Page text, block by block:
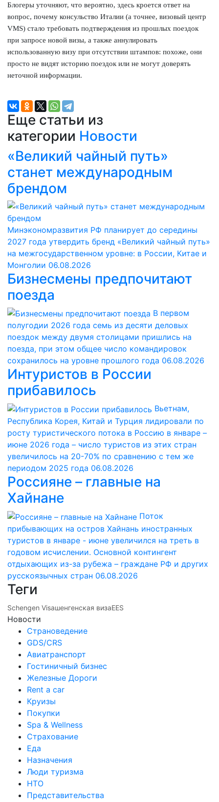
Блогеры уточняют, что вероятно, здесь кроется ответ на
вопрос, почему консульство Италии (а точнее, визовый центр
VMS) стало требовать подтверждения из прошлых поездок
при запросе новой визы, а также аннулировать
использованную визу при отсутствии штампов: похоже, они
просто не видят историю поездок или не могут доверять
неточной информации.
Еще статьи из
категории Новости
«Великий чайный путь»
станет международным
брендом
Минэкономразвития РФ планирует до середины
2027 года утвердить бренд «Великий чайный путь»
на межгосударственном уровне: в России, Китае и
Монголии 06.08.2026
Бизнесмены предпочитают
поезда
В первом
полугодии 2026 года семь из десяти деловых
поездок между двумя столицами пришлись на
поезда, при этом общее число командировок
сохранилось на уровне прошлого года 06.08.2026
Интуристов в России
прибавилось
Вьетнам,
Республика Корея, Китай и Турция лидировали по
росту туристического потока в Россию в январе –
июне 2026 года – число туристов из этих стран
увеличилось на 20-70% по сравнению с тем же
периодом 2025 года 06.08.2026
Россияне – главные на
Хайнане
Поток
прибывающих на остров Хайнань иностранных
туристов в январе - июне увеличился на треть в
годовом исчислении. Основной контингент
отдыхающих из-за рубежа – граждане РФ и других
русскоязычных стран 06.08.2026
Теги
Schengen Visaшенгенская визаEES
Новости
Страноведение
GDS/CRS
Авиатранспорт
Гостиничный бизнес
Железные Дороги
Rent a car
Круизы
Покупки
Spa & Wellness
Страхование
Еда
Назначения
Люди туризма
НТО
Представительства